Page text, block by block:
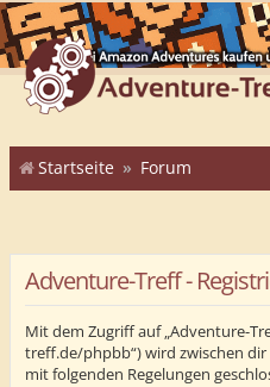
Startseite Forum
Adventure-Treff -
Mit dem Zugriff auf „Adventure-
treff.de/phpbb“) wird zwischen
mit folgenden Regelungen